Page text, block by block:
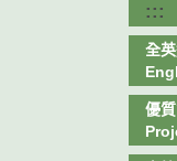
:::
全
優